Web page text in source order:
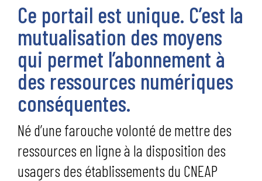
Ce portail est unique. C’est la
mutualisation des moyens
qui permet l’abonnement à
des ressources numériques
conséquentes.
Né d’une farouche volonté de mettre des
ressources en ligne à la disposition des
usagers des établissements du CNEAP